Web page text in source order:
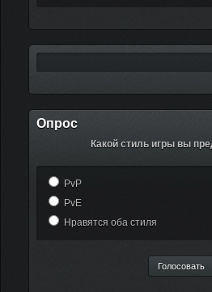
Опрос
Какой стиль игры вы
PvP
PvE
Нравятся оба стиля